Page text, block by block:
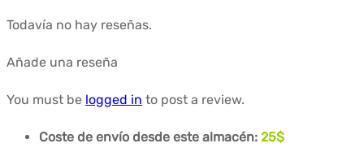
Todavía no hay reseñas.
Añade una reseña
You must be logged in to post a review.
Coste de envío desde este almacén: 25$